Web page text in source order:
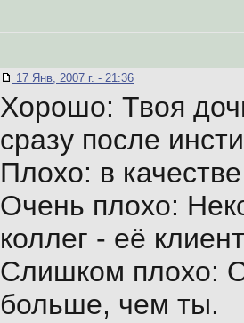
17 Янв, 2007 г. - 21:36
Хорошо: Твоя
сразу после
Плохо: в
Очень плохо:
коллег - её
Слишком плохо:
больше, чем ты.